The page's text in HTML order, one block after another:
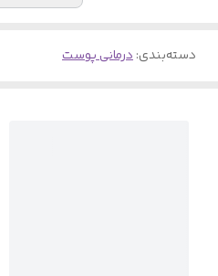
دسته‌بندی:درمانی پوست